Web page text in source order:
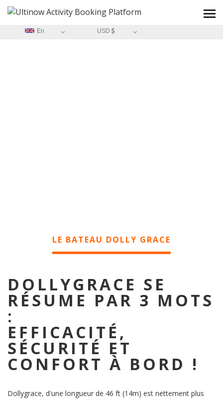
En USD
LE BATEAU DOLLY GRACE
DOLLYGRACE SE
RÉSUME PAR 3 MOTS
:
EFFICACITÉ,
SÉCURITÉ ET
CONFORT À BORD !
Dollygrace, d'une longueur de 46 ft (14m) est nettement plus